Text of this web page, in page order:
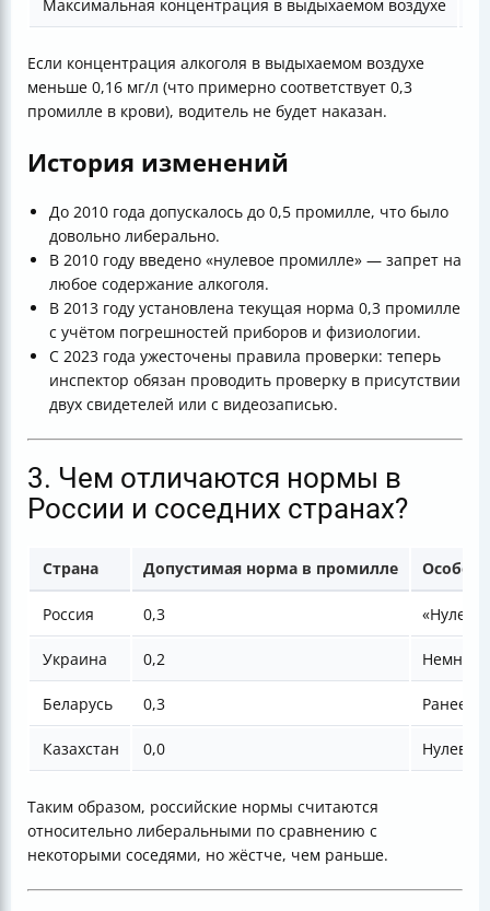
Максимальная концентрация в выдыхаемом воздухе
Если концентрация алкоголя в выдыхаемом воздухе
меньше 0,16 мг/л (что примерно соответствует 0,3
промилле в крови), водитель не будет наказан.
История изменений
До 2010 года допускалось до 0,5 промилле, что было
довольно либерально.
В 2010 году введено «нулевое промилле» — запрет на
любое содержание алкоголя.
В 2013 году установлена текущая норма 0,3 промилле
с учётом погрешностей приборов и физиологии.
С 2023 года ужесточены правила проверки: теперь
инспектор обязан проводить проверку в присутствии
двух свидетелей или с видеозаписью.
3. Чем отличаются нормы в
России и соседних странах?
Страна Допустимая норма в промилле
Россия 0,3
Украина 0,2
Беларусь 0,3 Ранее
Казахстан 0,0 Нулевая
Таким образом, российские нормы считаются
относительно либеральными по сравнению с
некоторыми соседями, но жёстче, чем раньше.